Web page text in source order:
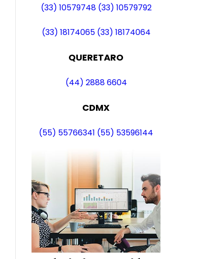
(33) 10579748 (33) 10579792
(33) 18174065 (33) 18174064
QUERETARO
(44) 2888 6604
CDMX
(55) 55766341 (55) 53596144